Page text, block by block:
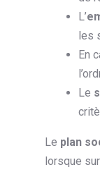
L’
les
En
Le
Le plan
lorsque